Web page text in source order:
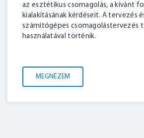
az esztétikus csomagolás, a kívánt
kialakításának kérdéseit. A tervezés
számítógépes csomagolástervezés
használatával történik.
MEGNÉZEM